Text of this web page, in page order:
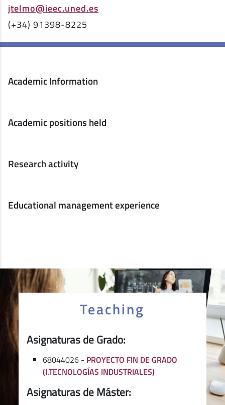
jtelmo@ieec.uned.es
(+34) 91398-8225
Academic Information
Academic positions held
Research activity
Educational management experience
Teaching
Asignaturas de Grado:
68044026 - PROYECTO FIN DE GRADO
(I.TECNOLOGÍAS INDUSTRIALES)
Asignaturas de Máster: